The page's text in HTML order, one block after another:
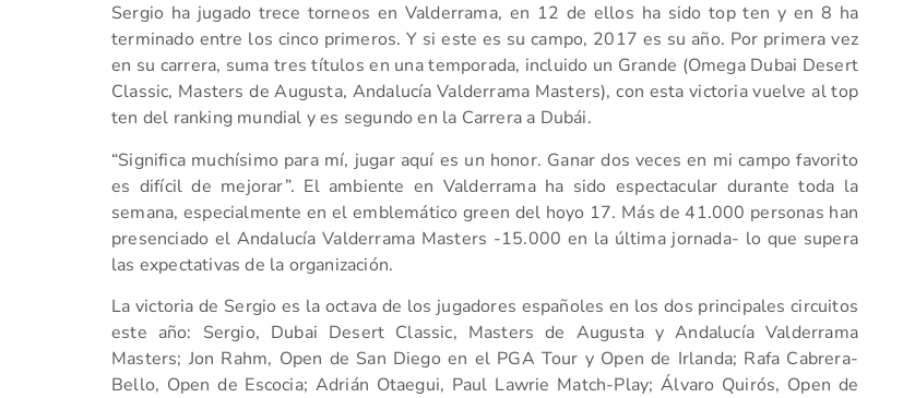
Sergio ha jugado trece torneos en Valderrama, en 12 de ellos ha sido top ten y en 8 ha
terminado entre los cinco primeros. Y si este es su campo, 2017 es su año. Por primera vez
en su carrera, suma tres títulos en una temporada, incluido un Grande (Omega Dubai Desert
Classic, Masters de Augusta, Andalucía Valderrama Masters), con esta victoria vuelve al top
ten del ranking mundial y es segundo en la Carrera a Dubái.
“Significa muchísimo para mí, jugar aquí es un honor. Ganar dos veces en mi campo favorito
es difícil de mejorar”. El ambiente en Valderrama ha sido espectacular durante toda la
semana, especialmente en el emblemático green del hoyo 17. Más de 41.000 personas han
presenciado el Andalucía Valderrama Masters -15.000 en la última jornada- lo que supera
las expectativas de la organización.
La victoria de Sergio es la octava de los jugadores españoles en los dos principales circuitos
este año: Sergio, Dubai Desert Classic, Masters de Augusta y Andalucía Valderrama
Masters; Jon Rahm, Open de San Diego en el PGA Tour y Open de Irlanda; Rafa Cabrera-
Bello, Open de Escocia; Adrián Otaegui, Paul Lawrie Match-Play; Álvaro Quirós, Open de